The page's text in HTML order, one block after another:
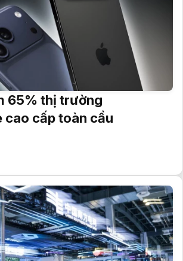
65% thị trường
cao cấp toàn cầu